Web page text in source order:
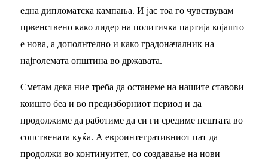
една дипломатска кампања. И јас тоа го чувствувам
првенствено како лидер на политичка партија којашто
е нова, а дополнтелно и како градоначалник на
најголемата општина во државата.
Сметам дека ние треба да останеме на нашите ставови
коишто беа и во предизборниот период и да
продолжиме да работиме да си ги средиме нештата во
сопствената куќа. А евроинтегративниот пат да
продолжи во континуитет, со создавање на нови